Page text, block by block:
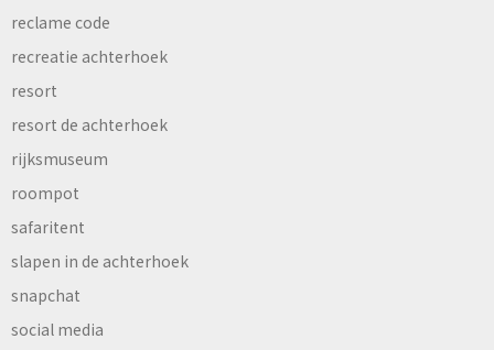
reclame code
recreatie achterhoek
resort
resort de achterhoek
rijksmuseum
roompot
safaritent
slapen in de achterhoek
snapchat
social media